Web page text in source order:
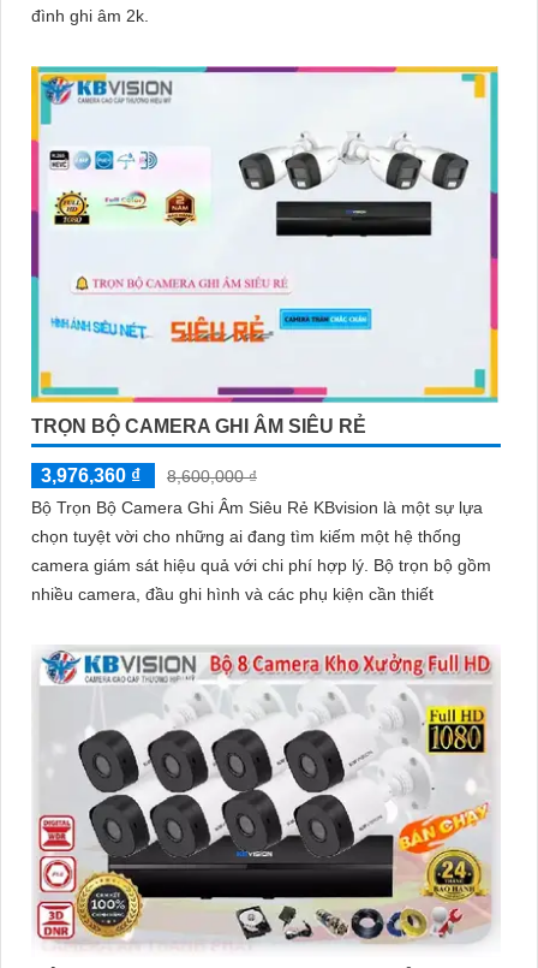
đình ghi âm 2k.
TRỌN BỘ CAMERA GHI ÂM SIÊU RẺ
3,976,360 ₫
8,600,000 ₫
Bộ Trọn Bộ Camera Ghi Âm Siêu Rẻ KBvision là một sự lựa
chọn tuyệt vời cho những ai đang tìm kiếm một hệ thống
camera giám sát hiệu quả với chi phí hợp lý. Bộ trọn bộ gồm
nhiều camera, đầu ghi hình và các phụ kiện cần thiết